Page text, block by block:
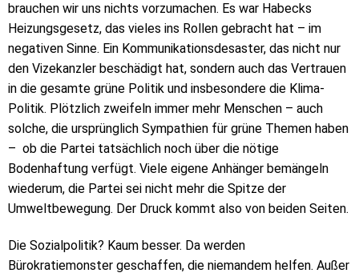
brauchen wir uns nichts vorzumachen. Es war Habecks
Heizungsgesetz, das vieles ins Rollen gebracht hat – im
negativen Sinne. Ein Kommunikationsdesaster, das nicht nur
den Vizekanzler beschädigt hat, sondern auch das Vertrauen
in die gesamte grüne Politik und insbesondere die Klima-
Politik. Plötzlich zweifeln immer mehr Menschen – auch
solche, die ursprünglich Sympathien für grüne Themen haben
– ob die Partei tatsächlich noch über die nötige
Bodenhaftung verfügt. Viele eigene Anhänger bemängeln
wiederum, die Partei sei nicht mehr die Spitze der
Umweltbewegung. Der Druck kommt also von beiden Seiten.
Die Sozialpolitik? Kaum besser. Da werden
Bürokratiemonster geschaffen, die niemandem helfen. Außer